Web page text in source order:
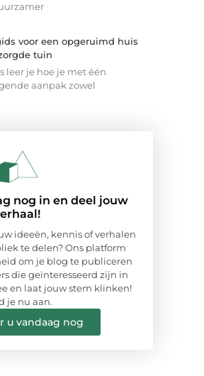
voor een opgeruimd huis
tuin
leer je hoe je met één
aanpak zowel
nog in en deel jouw
ideeën, kennis of verhalen
te delen? Ons platform
om je blog te publiceren
die geïnteresseerd zijn in
en laat jouw stem klinken!
je nu aan.
u vandaag nog